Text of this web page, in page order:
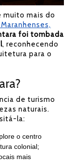
muito mais do
foi tombada
, reconhecendo
para o
de turismo
naturais.
la:
o centro
colonial;
mais